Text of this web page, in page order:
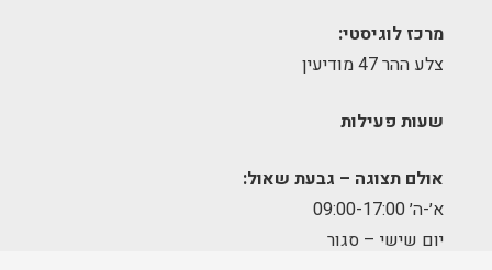
מרכז לוגיסטי:
צלע ההר 47 מודיעין
שעות פעילות
אולם תצוגה – גבעת שאול:
א׳-ה׳ 09:00-17:00
יום שישי – סגור